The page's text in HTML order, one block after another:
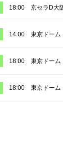
18:00 京セラD大阪
14:00 東京ドーム
18:00 東京ドーム
18:00 東京ドーム